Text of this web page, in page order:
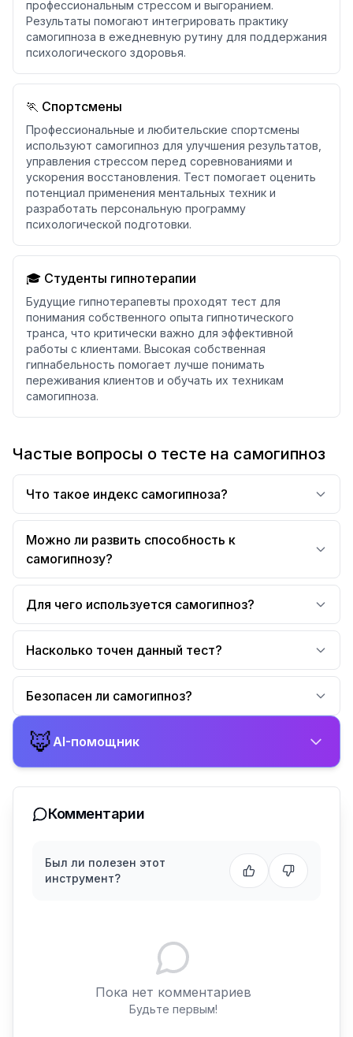
профессиональным стрессом и выгоранием.
Результаты помогают интегрировать практику
самогипноза в ежедневную рутину для поддержания
психологического здоровья.
🏃 Спортсмены
Профессиональные и любительские спортсмены
используют самогипноз для улучшения результатов,
управления стрессом перед соревнованиями и
ускорения восстановления. Тест помогает оценить
потенциал применения ментальных техник и
разработать персональную программу
психологической подготовки.
🎓 Студенты гипнотерапии
Будущие гипнотерапевты проходят тест для
понимания собственного опыта гипнотического
транса, что критически важно для эффективной
работы с клиентами. Высокая собственная
гипнабельность помогает лучше понимать
переживания клиентов и обучать их техникам
самогипноза.
Частые вопросы о тесте на самогипноз
Что такое индекс самогипноза?
Можно ли развить способность к
самогипнозу?
Для чего используется самогипноз?
Насколько точен данный тест?
Безопасен ли самогипноз?
🦊AI-помощник
Комментарии
Был ли полезен этот
инструмент?
Пока нет комментариев
Будьте первым!